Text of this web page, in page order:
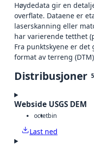
Høydedata gir en
overflate. Dataene er
laserskanning eller
har varierende tetthet
Fra punktskyene er
format av terreng
Distribusjoner 5
Webside USGS DEM
octetbin
Last ned